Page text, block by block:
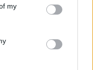
my
var
daļas apmērā vai
Matisāns.